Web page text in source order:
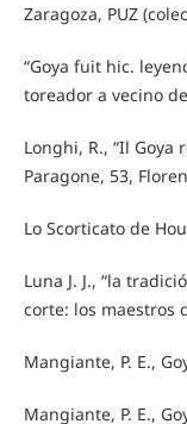
Zaragoza, PUZ
“Goya fuit hic.
toreador a vecino
Longhi, R., “Il
Paragone, 53,
Lo Scorticato de
Luna J. J., “la
corte: los maestros
Mangiante, P. E.,
Mangiante, P. E.,